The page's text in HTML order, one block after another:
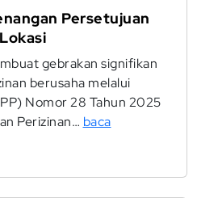
Persetujuan
gebrakan signifikan
berusaha melalui
Nomor 28 Tahun 2025
Perizinan… baca